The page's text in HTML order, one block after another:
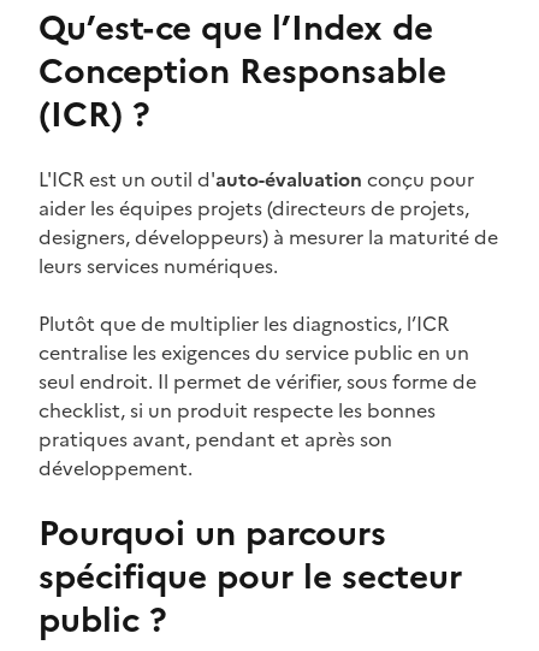
Qu’est-ce que l’Index de
Conception Responsable
(ICR) ?
L'ICR est un outil d'auto-évaluation conçu pour
aider les équipes projets (directeurs de projets,
designers, développeurs) à mesurer la maturité de
leurs services numériques.
Plutôt que de multiplier les diagnostics, l’ICR
centralise les exigences du service public en un
seul endroit. Il permet de vérifier, sous forme de
checklist, si un produit respecte les bonnes
pratiques avant, pendant et après son
développement.
Pourquoi un parcours
spécifique pour le secteur
public ?